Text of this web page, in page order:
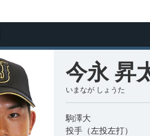
今永 昇
いまなが しょうた
駒澤大
投手（左投左打）